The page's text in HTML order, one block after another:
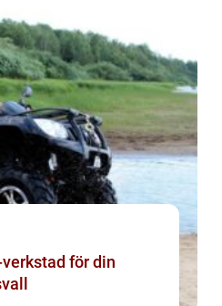
mätning, bearbetni...
för din